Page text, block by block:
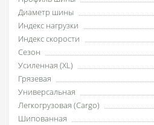
Диаметр шины
Индекс нагрузки
Индекс скорости
Сезон
Усиленная (XL)
Грязевая
Универсальная
Легкогрузовая (Cargo)
Шипованная